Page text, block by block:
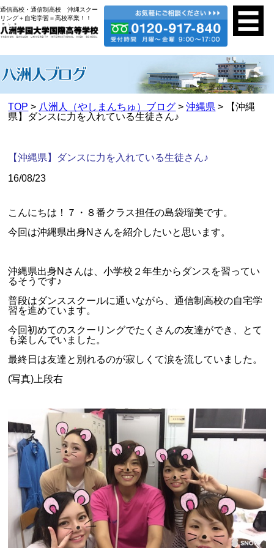
通信高校・通信制高校 沖縄スクー
リング＋自宅学習＝高校卒業！！
TOP > 八洲人（やしまんちゅ）ブログ >沖縄県 > 【沖縄
県】ダンスに力を入れている生徒さん♪
【沖縄県】ダンスに力を入れている生徒さん♪
16/08/23
こんにちは！７・８番クラス担任の島袋瑠美です。
今回は沖縄県出身Nさんを紹介したいと思います。
沖縄県出身Nさんは、小学校２年生からダンスを習ってい
るそうです♪
普段はダンススクールに通いながら、通信制高校の自宅学
習を進めています。
今回初めてのスクーリングでたくさんの友達ができ、とて
も楽しんでいました。
最終日は友達と別れるのが寂しくて涙を流していました。
(写真)上段右